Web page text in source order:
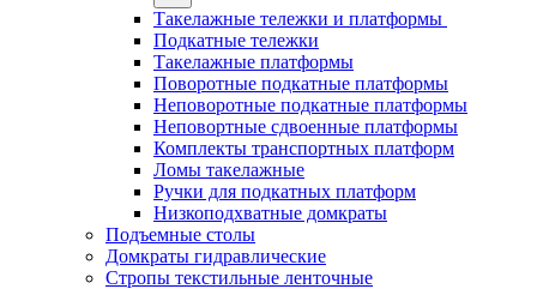
Такелажные тележки и платформы
Подкатные тележки
Такелажные платформы
Поворотные подкатные платформы
Неповоротные подкатные платформы
Неповортные сдвоенные платформы
Комплекты транспортных платформ
Ломы такелажные
Ручки для подкатных платформ
Низкоподхватные домкраты
Подъемные столы
Домкраты гидравлические
Стропы текстильные ленточные